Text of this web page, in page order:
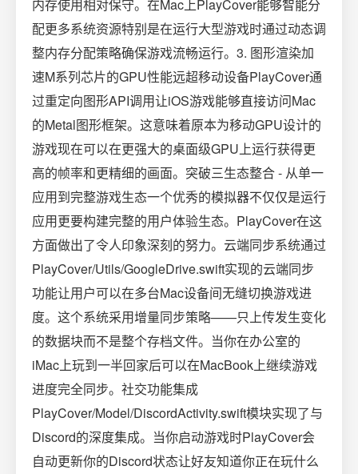
内存使用相对保守。在Mac上PlayCover能够智能分
配更多系统资源特别是在运行大型游戏时通过动态调
整内存分配策略确保游戏流畅运行。3. 图形渲染加
速M系列芯片的GPU性能远超移动设备PlayCover通
过重定向图形API调用让iOS游戏能够直接访问Mac
的Metal图形框架。这意味着原本为移动GPU设计的
游戏现在可以在更强大的桌面级GPU上运行获得更
高的帧率和更精细的画面。突破三生态整合 - 从单一
应用到完整游戏生态一个优秀的模拟器不仅仅是运行
应用更要构建完整的用户体验生态。PlayCover在这
方面做出了令人印象深刻的努力。云端同步系统通过
PlayCover/Utils/GoogleDrive.swift实现的云端同步
功能让用户可以在多台Mac设备间无缝切换游戏进
度。这个系统采用增量同步策略——只上传发生变化
的数据块而不是整个存档文件。当你在办公室的
iMac上玩到一半回家后可以在MacBook上继续游戏
进度完全同步。社交功能集成
PlayCover/Model/DiscordActivity.swift模块实现了与
Discord的深度集成。当你启动游戏时PlayCover会
自动更新你的Discord状态让好友知道你正在玩什么